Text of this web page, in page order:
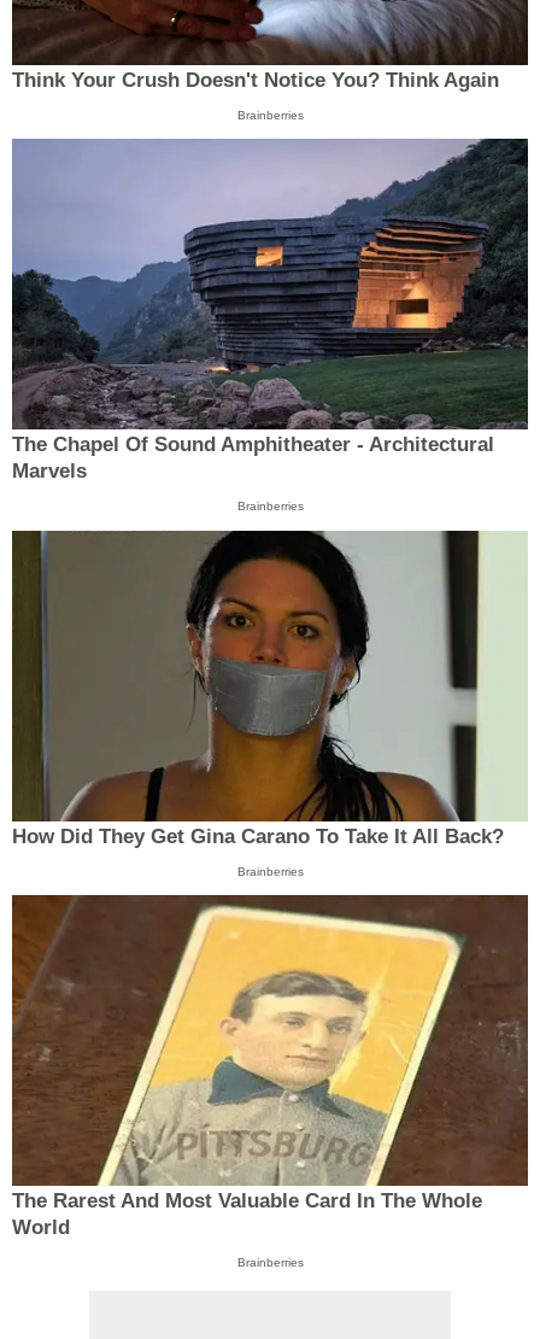
Think Your Crush Doesn't Notice You? Think Again
Brainberries
The Chapel Of Sound Amphitheater - Architectural
Marvels
Brainberries
How Did They Get Gina Carano To Take It All Back?
Brainberries
The Rarest And Most Valuable Card In The Whole
World
Brainberries